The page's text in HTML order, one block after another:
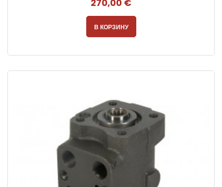
270,00 €
В КОРЗИНУ